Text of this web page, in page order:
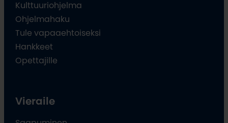
Kulttuuriohjelma
Ohjelmahaku
Tule vapaaehtoiseksi
Hankkeet
Opettajille
Vieraile